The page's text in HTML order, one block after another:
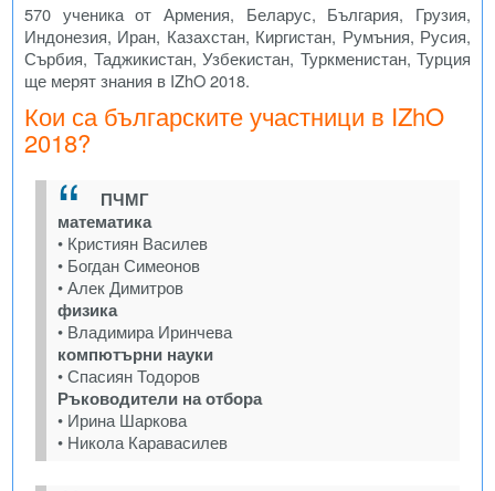
570 ученика от Армения, Беларус, България, Грузия,
Индонезия, Иран, Казахстан, Киргистан, Румъния, Русия,
Сърбия, Таджикистан, Узбекистан, Туркменистан, Турция
ще мерят знания в IZhO 2018.
Кои са българските участници в IZhO
2018?
ПЧМГ
математика
• Кристиян Василев
• Богдан Симеонов
• Алек Димитров
физика
• Владимира Иринчева
компютърни науки
• Спасиян Тодоров
Ръководители на отбора
• Ирина Шаркова
• Никола Каравасилев